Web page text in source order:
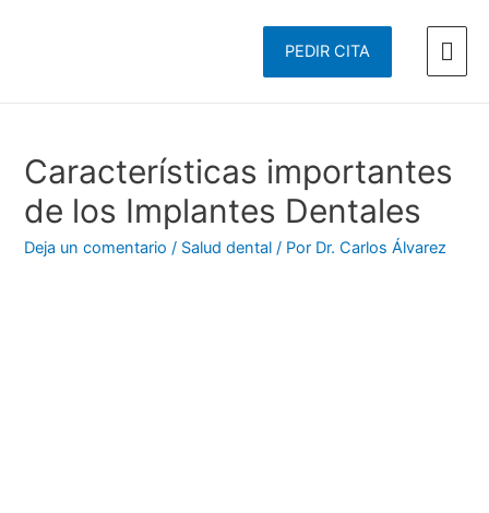
PEDIR CITA
Características importantes
de los Implantes Dentales
Deja un comentario / Salud dental / Por Dr. Carlos Álvarez